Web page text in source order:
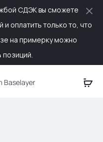
СДЭК вы сможете
оплатить только то, что
на примерку можно